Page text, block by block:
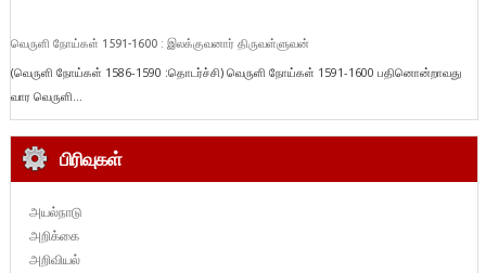
வெருளி நோய்கள் 1591-1600 : இலக்குவனார் திருவள்ளுவன்
(வெருளி நோய்கள் 1586-1590 :தொடர்ச்சி) வெருளி நோய்கள் 1591-1600 பதினொன்றாவது
வார வெருளி...
பிரிவுகள்
அயல்நாடு
அறிக்கை
அறிவியல்